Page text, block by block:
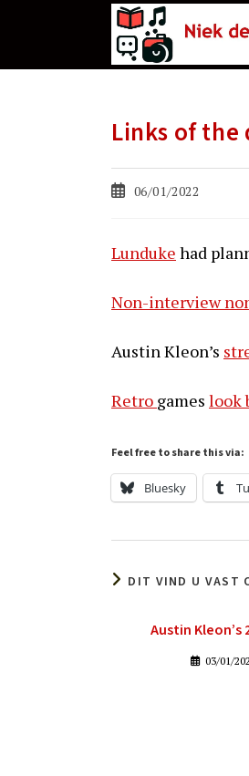
Links of the
Bericht06/01/2022
Lunduke had
Non-interview
Austin Kleon’s
Retro games look
Feel free to share this via:
Bluesky
DIT VIND U VAST
Austin Kleon’s
03/01/